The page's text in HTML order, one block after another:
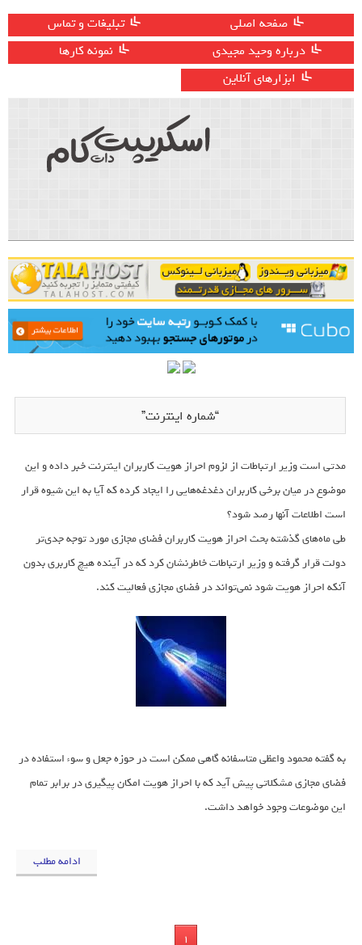
صفحه اصلی
تبلیغات و تماس
درباره وحید مجیدی
نمونه کارها
ابزارهای آنلاین
“شماره اینترنت”
مدتی است وزیر ارتباطات از لزوم احراز هویت کاربران اینترنت خبر داده و این
موضوع در میان برخی کاربران دغدغه‌هایی را ایجاد کرده که آیا به این شیوه قرار
است اطلاعات آنها رصد شود؟
طی ماه‌های گذشته بحث احراز هویت کاربران فضای مجازی مورد توجه جدی‌تر
دولت قرار گرفته و وزیر ارتباطات خاطرنشان کرد که در آینده هیچ کاربری بدون
آنکه احراز هویت شود نمی‌تواند در فضای مجازی فعالیت کند.
به گفته محمود واعظی متاسفانه گاهی ممکن است در حوزه جعل و سوء استفاده در
فضای مجازی مشکلاتی پیش آید که با احراز هویت امکان پیگیری در برابر تمام
این موضوعات وجود خواهد داشت.
ادامه مطلب
1